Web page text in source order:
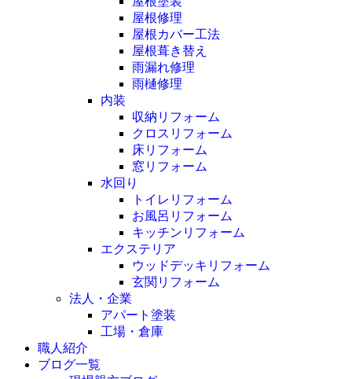
屋根修理
屋根カバー工法
屋根葺き替え
雨漏れ修理
雨樋修理
内装
収納リフォーム
クロスリフォーム
床リフォーム
窓リフォーム
水回り
トイレリフォーム
お風呂リフォーム
キッチンリフォーム
エクステリア
ウッドデッキリフォーム
玄関リフォーム
法人・企業
アパート塗装
工場・倉庫
職人紹介
ブログ一覧